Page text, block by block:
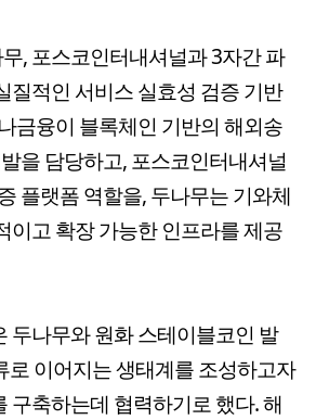
, 포스코인터내셔널과 3자간 파
질적인 서비스 실효성 검증 기반
금융이 블록체인 기반의 해외송
을 담당하고, 포스코인터내셔널
플랫폼 역할을, 두나무는 기와체
이고 확장 가능한 인프라를 제공
두나무와 원화 스테이블코인 발
로 이어지는 생태계를 조성하고자
구축하는데 협력하기로 했다. 해